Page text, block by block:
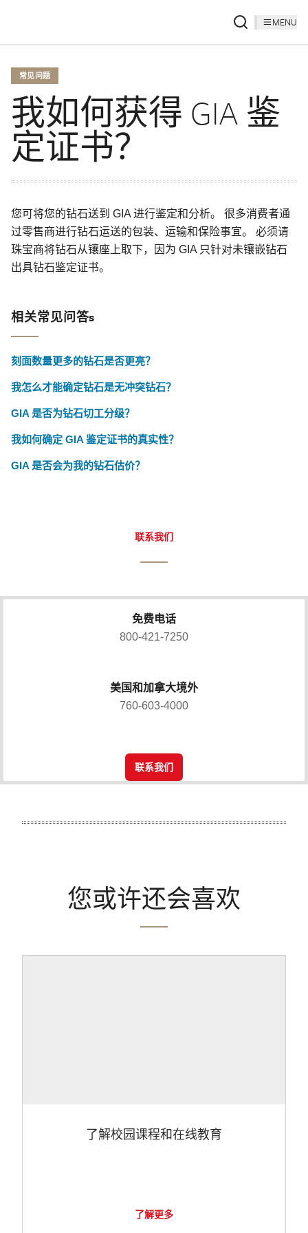
MENU
常见问题
我如何获得 GIA 鉴
定证书？
您可将您的钻石送到 GIA 进行鉴定和分析。 很多消费者通
过零售商进行钻石运送的包装、运输和保险事宜。 必须请
珠宝商将钻石从镶座上取下，因为 GIA 只针对未镶嵌钻石
出具钻石鉴定证书。
相关常见问答s
刻面数量更多的钻石是否更亮？
我怎么才能确定钻石是无冲突钻石？
GIA 是否为钻石切工分级？
我如何确定 GIA 鉴定证书的真实性？
GIA 是否会为我的钻石估价？
联系我们
免费电话
800-421-7250
美国和加拿大境外
760-603-4000
联系我们
您或许还会喜欢
了解校园课程和在线教育
了解更多